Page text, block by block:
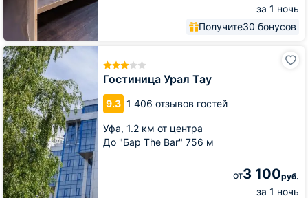
за 1 ночь
Получите30 бонусов
Гостиница Урал Тау
9.3 1 406 отзывов гостей
Уфа, 1.2 км от центра
До "Бар The Bar" 756 м
от3 100руб.
за 1 ночь
Гостиница
Урал
Тау